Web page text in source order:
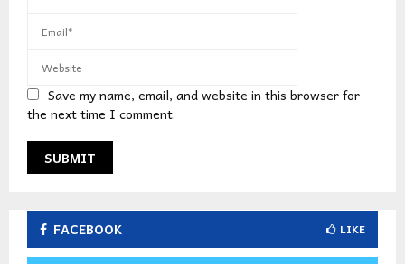
Save my name, email, and website in this browser for
the next time I comment.
FACEBOOK LIKE